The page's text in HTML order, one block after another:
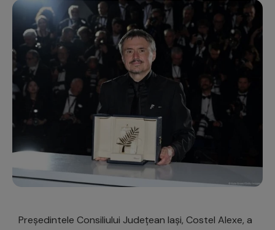
Președintele Consiliului Județean Iași, Costel Alexe, a